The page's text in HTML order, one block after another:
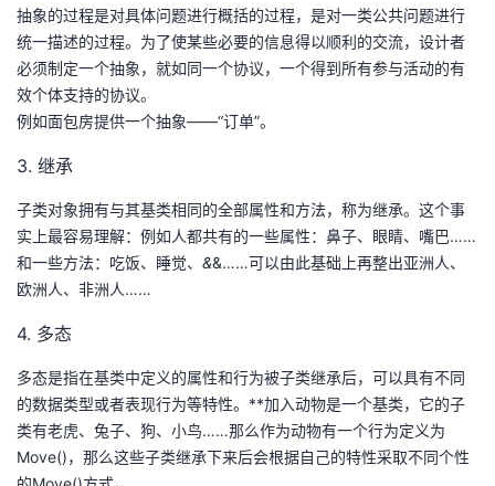
抽象的过程是对具体问题进行概括的过程，是对一类公共问题进行
统一描述的过程。为了使某些必要的信息得以顺利的交流，设计者
必须制定一个抽象，就如同一个协议，一个得到所有参与活动的有
效个体支持的协议。
例如面包房提供一个抽象——“订单”。
3. 继承
子类对象拥有与其基类相同的全部属性和方法，称为继承。这个事
实上最容易理解：例如人都共有的一些属性：鼻子、眼睛、嘴巴……
和一些方法：吃饭、睡觉、 &&……可以由此基础上再整出亚洲人、
欧洲人、非洲人……
4. 多态
多态是指在基类中定义的属性和行为被子类继承后，可以具有不同
的数据类型或者表现行为等特性。**加入动物是一个基类，它的子
类有老虎、兔子、狗、小鸟……那么作为动物有一个行为定义为
Move()，那么这些子类继承下来后会根据自己的特性采取不同个性